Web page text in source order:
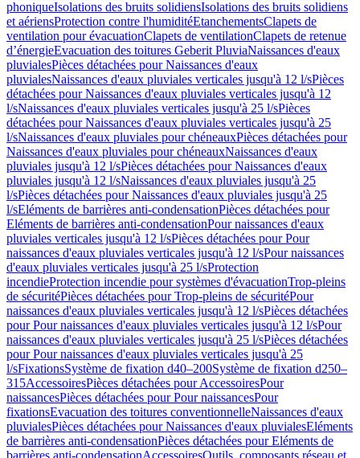
phoniqueIsolations des bruits solidiensIsolations des bruits solidiens
et aériensProtection contre l'humiditéEtanchementsClapets de
ventilation pour évacuationClapets de ventilationClapets de retenue
d’énergieEvacuation des toitures Geberit PluviaNaissances d'eaux
pluvialesPièces détachées pour Naissances d'eaux
pluvialesNaissances d'eaux pluviales verticales jusqu'à 12 l/sPièces
détachées pour Naissances d'eaux pluviales verticales jusqu'à 12
l/sNaissances d'eaux pluviales verticales jusqu'à 25 l/sPièces
détachées pour Naissances d'eaux pluviales verticales jusqu'à 25
l/sNaissances d'eaux pluviales pour chéneauxPièces détachées pour
Naissances d'eaux pluviales pour chéneauxNaissances d'eaux
pluviales jusqu'à 12 l/sPièces détachées pour Naissances d'eaux
pluviales jusqu'à 12 l/sNaissances d'eaux pluviales jusqu'à 25
l/sPièces détachées pour Naissances d'eaux pluviales jusqu'à 25
l/sEléments de barrières anti-condensationPièces détachées pour
Eléments de barrières anti-condensationPour naissances d'eaux
pluviales verticales jusqu'à 12 l/sPièces détachées pour Pour
naissances d'eaux pluviales verticales jusqu'à 12 l/sPour naissances
d'eaux pluviales verticales jusqu'à 25 l/sProtection
incendieProtection incendie pour systèmes d'évacuationTrop-pleins
de sécuritéPièces détachées pour Trop-pleins de sécuritéPour
naissances d'eaux pluviales verticales jusqu'à 12 l/sPièces détachées
pour Pour naissances d'eaux pluviales verticales jusqu'à 12 l/sPour
naissances d'eaux pluviales verticales jusqu'à 25 l/sPièces détachées
pour Pour naissances d'eaux pluviales verticales jusqu'à 25
l/sFixationsSystème de fixation d40–200Système de fixation d250–
315AccessoiresPièces détachées pour AccessoiresPour
naissancesPièces détachées pour Pour naissancesPour
fixationsEvacuation des toitures conventionnelleNaissances d'eaux
pluvialesPièces détachées pour Naissances d'eaux pluvialesEléments
de barrières anti-condensationPièces détachées pour Eléments de
barrières anti-condensationAccessoiresOutils, composants réseau et